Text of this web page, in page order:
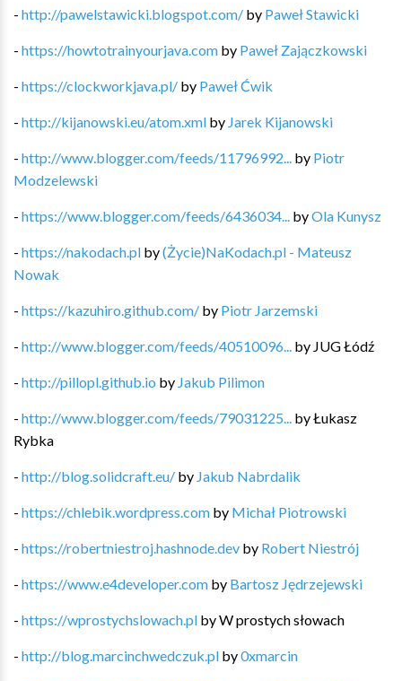
- http://pawelstawicki.blogspot.com/ by Paweł Stawicki
- https://howtotrainyourjava.com by Paweł Zajączkowski
- https://clockworkjava.pl/ by Paweł Ćwik
- http://kijanowski.eu/atom.xml by Jarek Kijanowski
- http://www.blogger.com/feeds/11796992... by Piotr
Modzelewski
- https://www.blogger.com/feeds/6436034... byOla Kunysz
- https://nakodach.pl by(Życie)NaKodach.pl - Mateusz
Nowak
- https://kazuhiro.github.com/ by Piotr Jarzemski
- http://www.blogger.com/feeds/40510096... by JUG Łódź
- http://pillopl.github.io by Jakub Pilimon
- http://www.blogger.com/feeds/79031225... byŁukasz
Rybka
- http://blog.solidcraft.eu/ by Jakub Nabrdalik
- https://chlebik.wordpress.com by Michał Piotrowski
- https://robertniestroj.hashnode.dev by Robert Niestrój
- https://www.e4developer.com by Bartosz Jędrzejewski
- https://wprostychslowach.pl byW prostych słowach
- http://blog.marcinchwedczuk.pl by0xmarcin